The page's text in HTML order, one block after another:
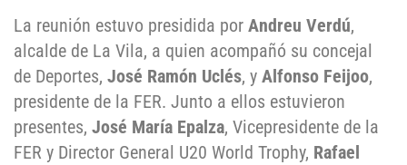
La reunión estuvo presidida por Andreu Verdú,
alcalde de La Vila, a quien acompañó su concejal
de Deportes, José Ramón Uclés, y Alfonso Feijoo,
presidente de la FER. Junto a ellos estuvieron
presentes, José María Epalza, Vicepresidente de la
FER y Director General U20 World Trophy, Rafael